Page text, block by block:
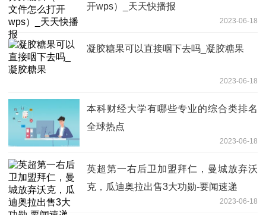
开wps）_天天快播报
2023-06-18
凝胶糖果可以直接咽下去吗_凝胶糖果
2023-06-18
本科财经大学有哪些专业的综合类排名
全球热点
2023-06-18
英超第一右后卫加盟拜仁，曼城放弃沃
克，瓜迪奥拉出售3大功勋-要闻速递
2023-06-18